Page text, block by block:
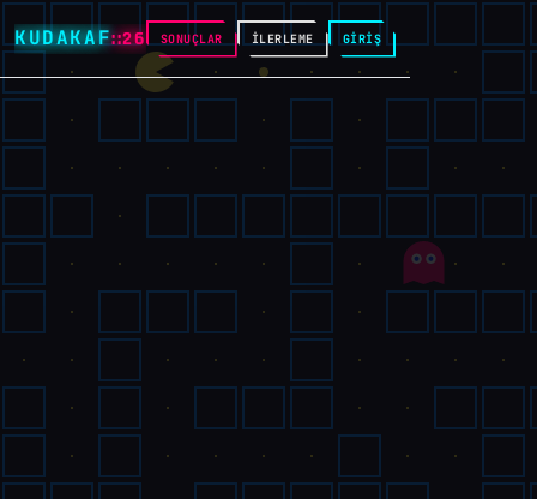
KUDAKAF::26 SONUÇLAR İLERLEME GİRİŞ